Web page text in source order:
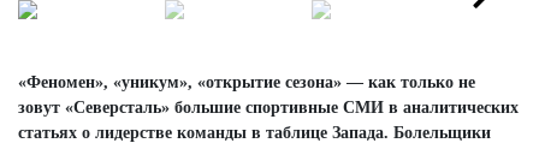
«Феномен», «уникум», «открытие сезона» — как только не
зовут «Северсталь» большие спортивные СМИ в аналитических
статьях о лидерстве команды в таблице Запада. Болельщики